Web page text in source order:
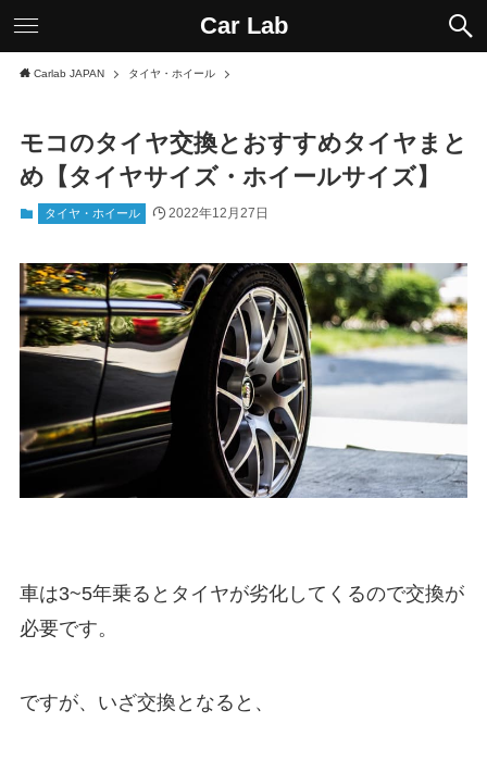
Car Lab
Carlab JAPAN タイヤ・ホイール
モコのタイヤ交換とおすすめタイヤまと
め【タイヤサイズ・ホイールサイズ】
タイヤ・ホイール 2022年12月27日
車は3~5年乗るとタイヤが劣化してくるので交換が
必要です。
ですが、いざ交換となると、